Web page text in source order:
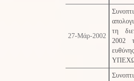
27-Μάρ-2002
τη
2002